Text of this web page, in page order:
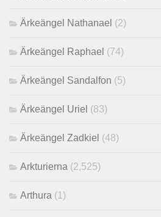
Ärkeängel Nathanael (2)
Ärkeängel Raphael (74)
Ärkeängel Sandalfon (5)
Ärkeängel Uriel (83)
Ärkeängel Zadkiel (48)
Arkturierna (2,525)
Arthura (1)